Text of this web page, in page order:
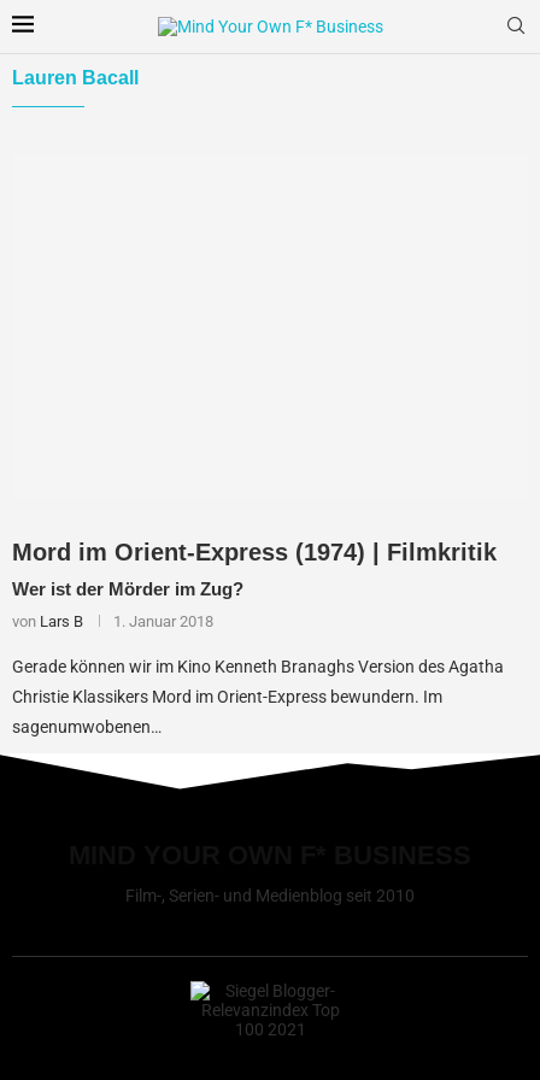
Lauren Bacall
Mord im Orient-Express (1974) | Filmkritik
Wer ist der Mörder im Zug?
von Lars B 1. Januar 2018
Gerade können wir im Kino Kenneth Branaghs Version des Agatha
Christie Klassikers Mord im Orient-Express bewundern. Im
sagenumwobenen…
Film-, Serien- und Medienblog seit 2010